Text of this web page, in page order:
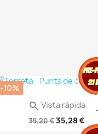
 Vista rápida
Neko Galaxy - Blade Zero
39,20 €35,28 €
-10%